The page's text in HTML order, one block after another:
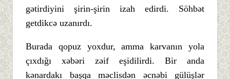
gətirdiyini şirin-şirin izah edirdi. Söhbət
getdikcə uzanırdı.
Burada qopuz yoxdur, amma karvanın yola
çıxdığı xəbəri zəif eşidilirdi. Bir anda
kənardakı başqa məclisdən əcnəbi gülüşlər